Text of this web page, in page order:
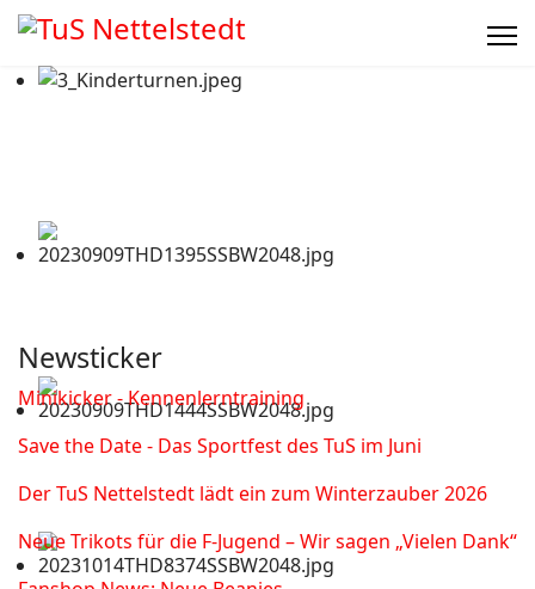
Newsticker
Minikicker - Kennenlerntraining
Save the Date - Das Sportfest des TuS im Juni
Der TuS Nettelstedt lädt ein zum Winterzauber 2026
Neue Trikots für die F-Jugend – Wir sagen „Vielen Dank“